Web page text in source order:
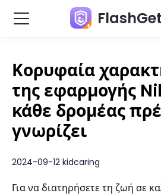
Κορυφαία
της εφαρμογής
κάθε δρομέας
γνωρίζει
2024-09-12 kidcaring
Για να διατηρήσετε τη ζωή σε